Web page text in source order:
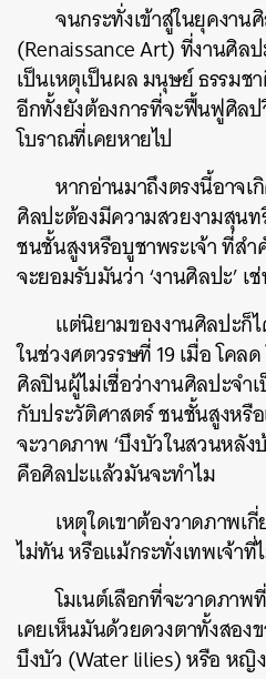
จนกระทั่งเข้าสู่ในยุคงาน
(Renaissance Art) ที่งานศิล
เป็นเหตุเป็นผล มนุษย์ ธรรม
อีกทั้งยังต้องการที่จะฟื้นฟูศิล
โบราณที่เคยหายไป
หากอ่านมาถึงตรงนี้อาจ
ศิลปะต้องมีความสวยงามสุนท
ชนชั้นสูงหรือบูชาพระเจ้า ที่สำ
จะยอมรับมันว่า ‘งานศิลปะ’ เ
แต่นิยามของงานศิลปะก็
ในช่วงศตวรรษที่ 19 เมื่อ โคล
ศิลปินผู้ไม่เชื่อว่างานศิลปะจำ
กับประวัติศาสตร์ ชนชั้นสูงหรือ
จะวาดภาพ ‘บึงบัวในสวนหลัง
คือศิลปะแล้วมันจะทำไม
เหตุใดเขาต้องวาดภาพเ
ไม่ทัน หรือแม้กระทั่งเทพเจ้าที่
โมเนต์เลือกที่จะวาดภาพ
เคยเห็นมันด้วยดวงตาทั้งสอง
บึงบัว (Water lilies) หรือ หญิ